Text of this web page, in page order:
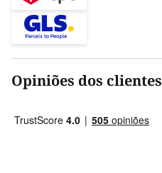
Opiniões dos clientes